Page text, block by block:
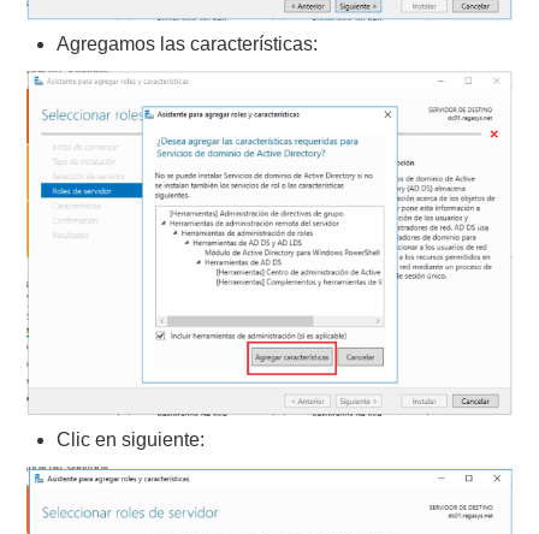
Agregamos las características:
Clic en siguiente: